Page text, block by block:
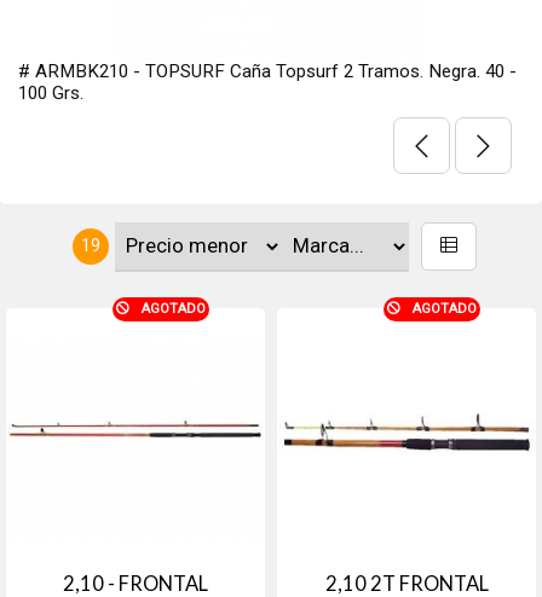
ARMBK210 - TOPSURF Caña Topsurf 2 Tramos. Negra. 40 -
Grs.
19
AGOTADO
2,10 - FRONTAL
AGOTADO
2,10 2T FRONTAL